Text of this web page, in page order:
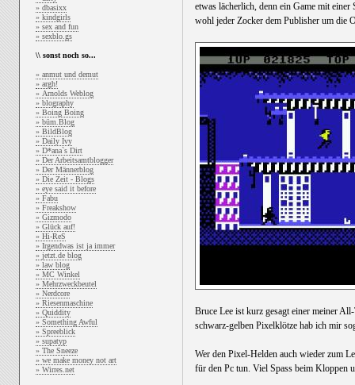
» dbasixx
» kindgirls
» sex and fun
» sexblo.gs
\\ sonst noch so...
» anmut und demut
» argh!
» Arnolds Weblog
» blography
» Boing Boing
» büm.Blog
» BildBlog
» Daily Ivy
» D*ana`s Dirt
» Der Arbeitsamtblogger
» Der Männerblog
» Die Zeit - Blogs
» eye said it before
» Fabu
» Freakshow
» Gizmodo
» Glück auf!
» Hi-ReS
» Irgendwas ist ja immer
» jetzt.de blog
» law blog
» MC Winkel
» Mehrzweckbeutel
» Nerdcore
» Riesenmaschine
» Quiddity
» Something Awful
» Spreeblick
» supatyp
» The Sneeze
» we make money not art
» Wirres.net
etwas lächerlich, denn ein Game mit
wohl jeder Zocker dem Publisher um die
Bruce Lee ist kurz gesagt einer meiner
schwarz-gelben Pixelklötze hab ich mir
Wer den Pixel-Helden auch wieder zum
für den Pc tun. Viel Spass beim Kloppen